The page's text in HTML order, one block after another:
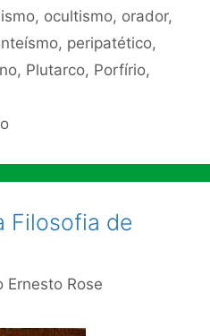
, ocultismo, orador,
, peripatético,
, Plutarco, Porfírio,
Filosofia de
Ernesto Rose